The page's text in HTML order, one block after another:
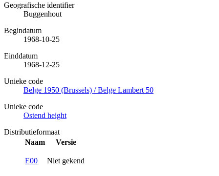
Geografische identifier
Buggenhout
Begindatum
1968-10-25
Einddatum
1968-12-25
Unieke code
Belge 1950 (Brussels) / Belge Lambert 50
Unieke code
Ostend height
Distributieformaat
Naam
Versie
E00 Niet gekend